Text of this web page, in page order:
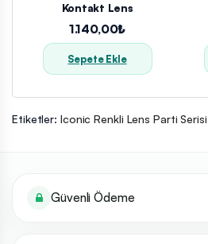
Kontakt Lens
1.140,00₺
Sepete Ekle
Etiketler: Iconic Renkli Lens Parti Serisi
Güvenli Ödeme